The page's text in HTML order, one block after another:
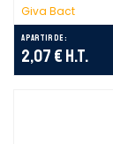
Giva Bact
A partir de :
2,07 € H.T.